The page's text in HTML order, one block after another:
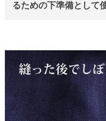
るための下準備として